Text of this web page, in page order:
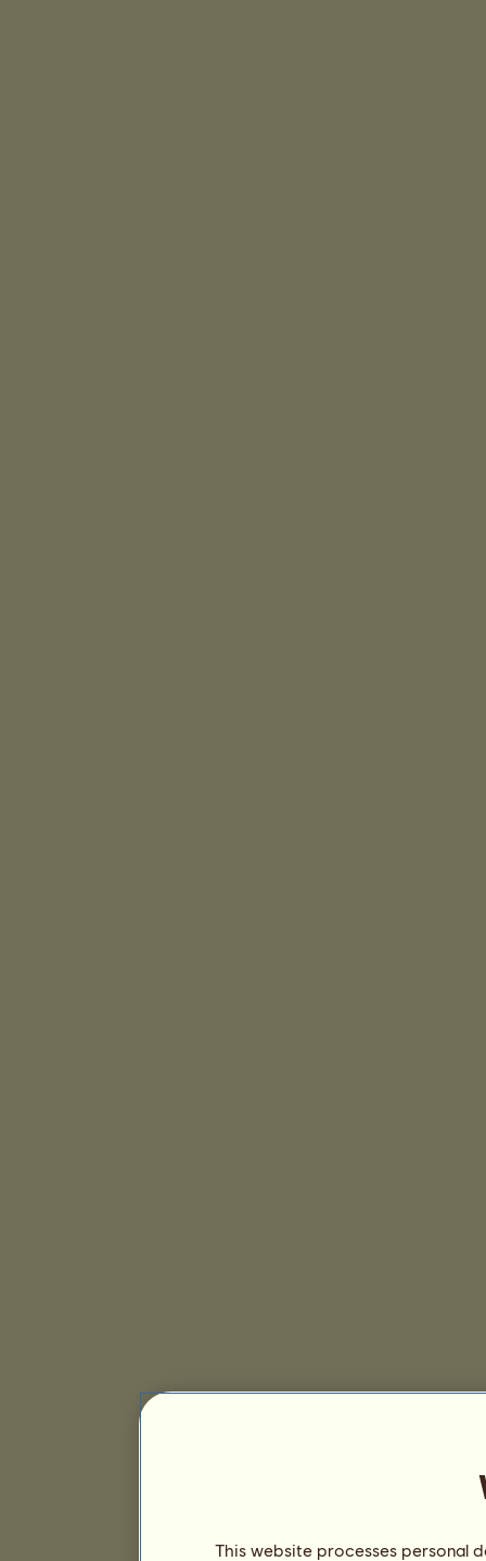
This website processes personal